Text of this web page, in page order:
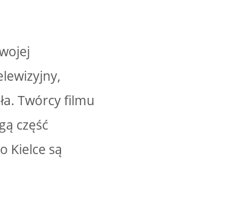
Twórcy filmu
część
Kielce są